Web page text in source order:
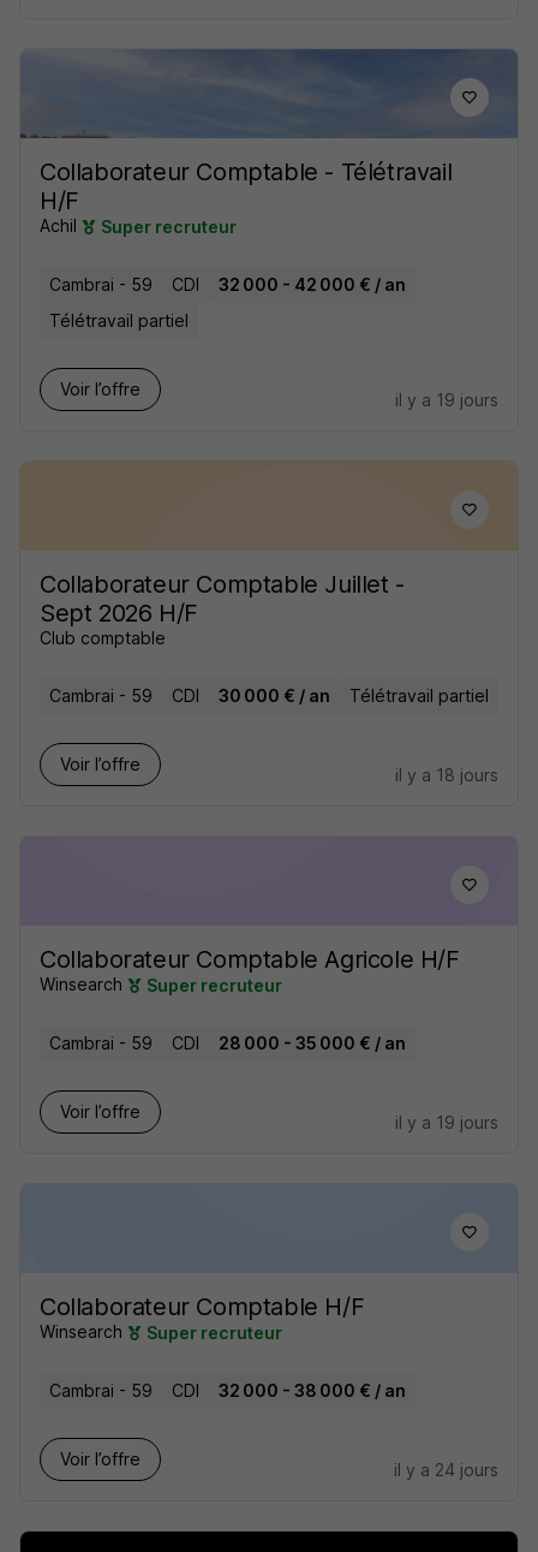
Collaborateur Comptable - Télétravail
H/F
Achil Super recruteur
Cambrai - 59 CDI
32 000 - 42 000 € / an
Télétravail partiel
Voir l’offre
il y a 19 jours
Collaborateur Comptable Juillet -
Sept 2026 H/F
Club comptable
Cambrai - 59 CDI 30 000 € / an Télétravail partiel
Voir l’offre
il y a 18 jours
Collaborateur Comptable Agricole H/F
Winsearch Super recruteur
Cambrai - 59 CDI 28 000 - 35 000 € / an
Voir l’offre
il y a 19 jours
Collaborateur Comptable H/F
Winsearch Super recruteur
Cambrai - 59 CDI 32 000 - 38 000 € / an
Voir l’offre
il y a 24 jours